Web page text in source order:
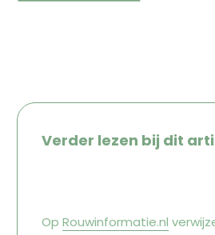
Verder lezen bij dit
OpRouwinformatie.nl